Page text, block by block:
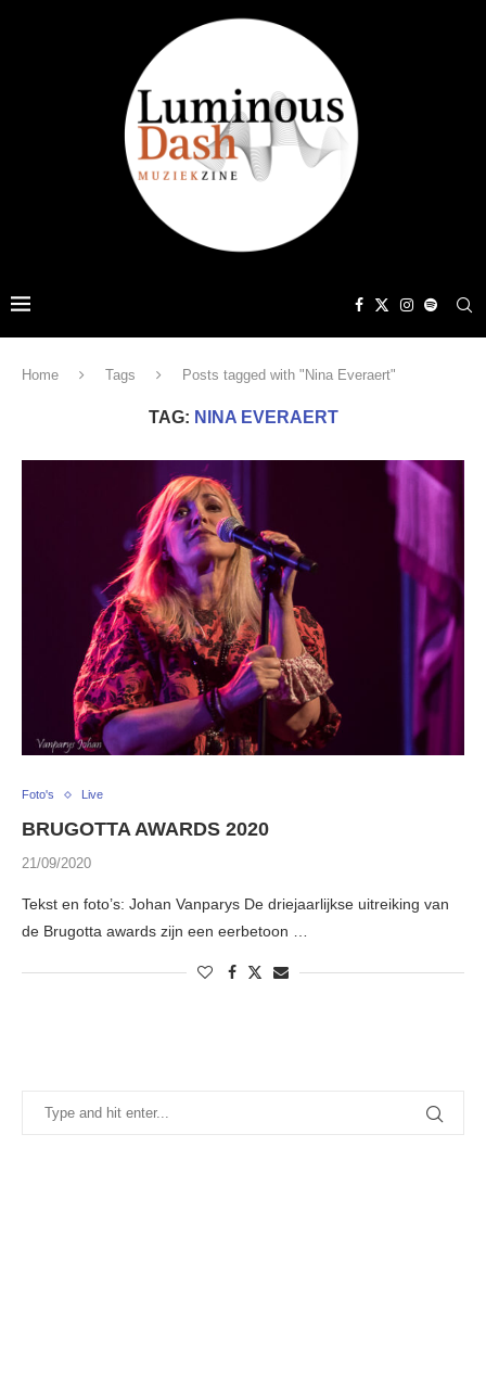
Home Tags Posts tagged with "Nina Everaert"
TAG: NINA EVERAERT
Foto's Live
BRUGOTTA AWARDS 2020
21/09/2020
Tekst en foto’s: Johan Vanparys De driejaarlijkse uitreiking van
de Brugotta awards zijn een eerbetoon …